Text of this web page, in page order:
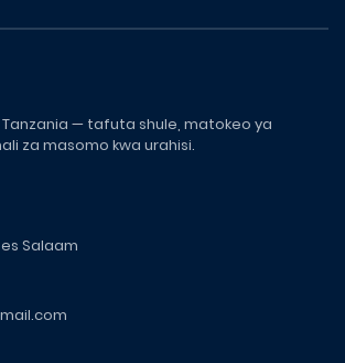
Tanzania — tafuta shule, matokeo ya
za masomo kwa urahisi.
Salaam